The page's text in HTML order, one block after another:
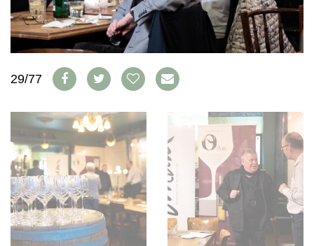
ABO
AUSGABE
ARCHIV
VORTEILSWELT
BÜCHER
WEINSZENE
PORTRAITS
VINOPHILES
ANMELDEN
AWARDS
GEWINNSPIELE
VORTEILSWELT
TRINKREIFETABELLE
ABO
WEINSUCHE
NEWSLETTER
WINE TRADE CLUB
REDAKTION
JOBS
29/77